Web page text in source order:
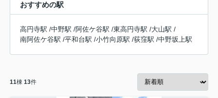
おすすめの駅
高円寺駅 /中野駅 /阿佐ケ谷駅 /東高円寺駅 /大山駅 /
南阿佐ケ谷駅 /平和台駅 /小竹向原駅 /荻窪駅 /中野坂上駅
11棟 13件